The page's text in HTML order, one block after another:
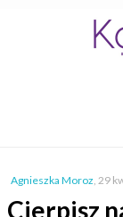
Agnieszka Moroz, 29
Cierpisz